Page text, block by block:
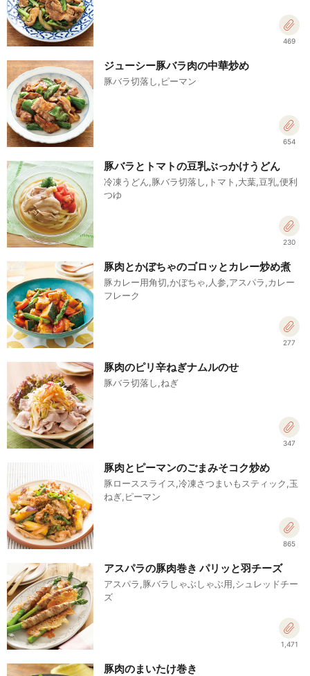
469
ジューシー豚バラ肉の中華炒め
豚バラ切落し,ピーマン
654
豚バラとトマトの豆乳ぶっかけうどん
冷凍うどん,豚バラ切落し,トマト,大葉,豆乳,便利
つゆ
230
豚肉とかぼちゃのゴロッとカレー炒め煮
豚カレー用角切,かぼちゃ,人参,アスパラ,カレー
フレーク
277
豚肉のピリ辛ねぎナムルのせ
豚バラ切落し,ねぎ
347
豚肉とピーマンのごまみそコク炒め
豚ローススライス,冷凍さつまいもスティック,玉
ねぎ,ピーマン
865
アスパラの豚肉巻き パリッと羽チーズ
アスパラ,豚バラしゃぶしゃぶ用,シュレッドチー
ズ
1,471
豚肉のまいたけ巻き